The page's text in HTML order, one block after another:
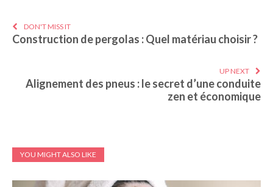
DON'T MISS IT
Construction de pergolas : Quel matériau choisir ?
UP NEXT
Alignement des pneus : le secret d’une conduite
zen et économique
YOU MIGHT ALSO LIKE